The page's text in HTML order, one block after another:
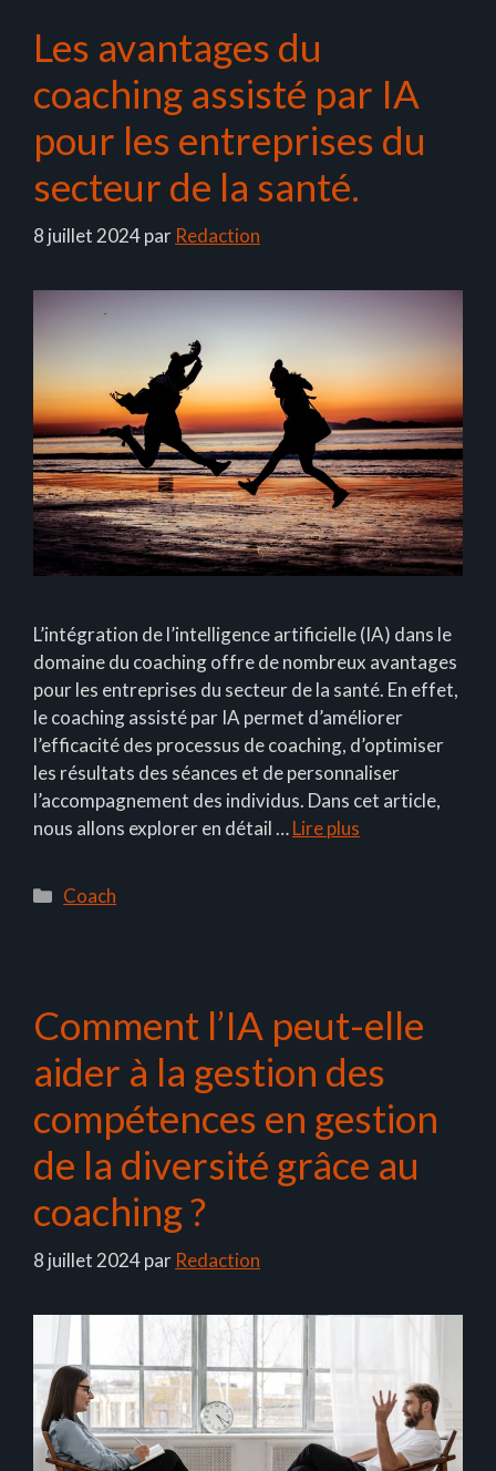
Les avantages du
coaching assisté par IA
pour les entreprises du
secteur de la santé.
8 juillet 2024par Redaction
L’intégration de l’intelligence artificielle (IA) dans le
domaine du coaching offre de nombreux avantages
pour les entreprises du secteur de la santé. En effet,
le coaching assisté par IA permet d’améliorer
l’efficacité des processus de coaching, d’optimiser
les résultats des séances et de personnaliser
l’accompagnement des individus. Dans cet article,
nous allons explorer en détail …Lire plus
Catégories
Coach
Comment l’IA peut-elle
aider à la gestion des
compétences en gestion
de la diversité grâce au
coaching ?
8 juillet 2024par Redaction